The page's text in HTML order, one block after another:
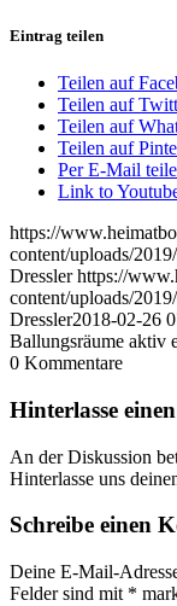
Eintrag teilen
Teilen auf
Teilen auf
Teilen auf
Teilen auf
Per E-Mail
Link to
https://
content/uploads/
Dressler https://
content/uploads/
Dressler2018-02-26
Ballungsräume aktiv
0 Kommentare
Hinterlasse
An der Diskussion
Hinterlasse uns
Schreibe einen
Deine E-Mail-
Felder sind mit *